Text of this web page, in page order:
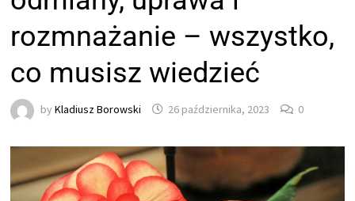
rozmnażanie – wszystko,
co musisz wiedzieć
byKladiusz Borowski 26 października, 2023 0